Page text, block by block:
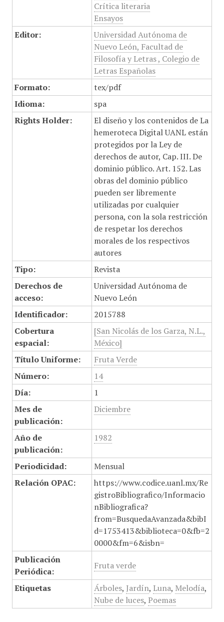
Crítica literaria
Ensayos
Editor:
Universidad Autónoma de
Nuevo León, Facultad de
Filosofía y Letras , Colegio de
Letras Españolas
Formato:
tex/pdf
Idioma:
spa
Rights Holder:
El diseño y los contenidos de La
hemeroteca Digital UANL están
protegidos por la Ley de
derechos de autor, Cap. III. De
dominio público. Art. 152. Las
obras del dominio público
pueden ser libremente
utilizadas por cualquier
persona, con la sola restricción
de respetar los derechos
morales de los respectivos
autores
Tipo:
Revista
Derechos de
acceso:
Universidad Autónoma de
Nuevo León
Identificador:
2015788
Cobertura
espacial:
[San Nicolás de los Garza, N.L.,
México]
Título Uniforme:
Fruta Verde
Número:
14
Día:
1
Mes de
publicación:
Diciembre
Año de
publicación:
1982
Periodicidad:
Mensual
Relación OPAC:
https://www.codice.uanl.mx/Re
gistroBibliografico/Informacio
nBibliografica?
from=BusquedaAvanzada&bibI
d=1753413&biblioteca=0&fb=2
0000&fm=6&isbn=
Publicación
Periódica:
Fruta verde
Etiquetas Árboles, Jardín, Luna, Melodía,
Nube de luces, Poemas